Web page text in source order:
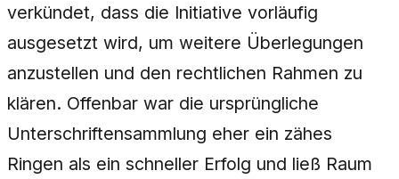
verkündet, dass die Initiative vorläufig
ausgesetzt wird, um weitere Überlegungen
anzustellen und den rechtlichen Rahmen zu
klären. Offenbar war die ursprüngliche
Unterschriftensammlung eher ein zähes
Ringen als ein schneller Erfolg und ließ Raum